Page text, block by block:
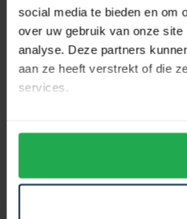
social media te bieden en om
over uw gebruik van onze
analyse. Deze partners
aan ze heeft verstrekt of die
services.